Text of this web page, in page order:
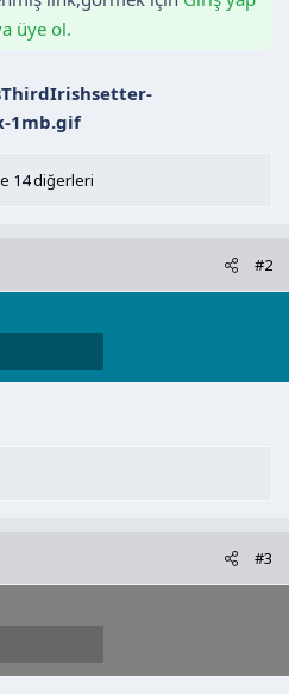
üye ol.
14 diğerleri
#2
#3